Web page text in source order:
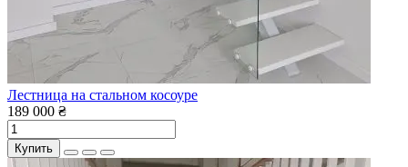
Лестница на стальном косоуре
189 000 ₴
Купить